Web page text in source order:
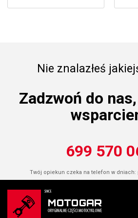
Nie znalazłeś
Zadzwoń do
699 570
Twój opiekun czeka na telefon w dniach: